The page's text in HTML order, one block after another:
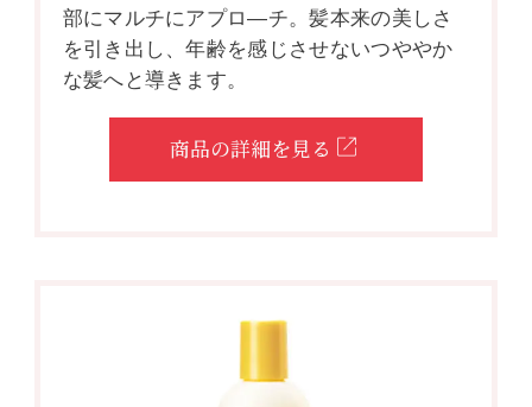
部にマルチにアプロ―チ。髪本来の美しさ
を引き出し、年齢を感じさせないつややか
な髪へと導きます。
商品の詳細を見る